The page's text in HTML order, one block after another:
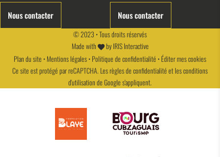
Nous contacter Nous contacter
© 2023 • Tous droits réservés
Made with
byIRIS Interactive
Plan du site •Mentions légales•Politique de confidentialité •Éditer mes cookies
Ce site est protégé par reCAPTCHA. Lesrègles de confidentialitéet lesconditions
d'utilisationde Google s'appliquent.